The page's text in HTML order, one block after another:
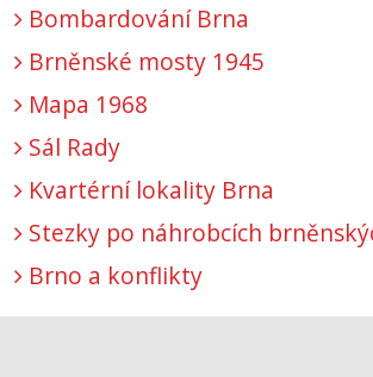
Bombardování Brna
Brněnské mosty 1945
Mapa 1968
Sál Rady
Kvartérní lokality Brna
Stezky po náhrobcích
Brno a konflikty